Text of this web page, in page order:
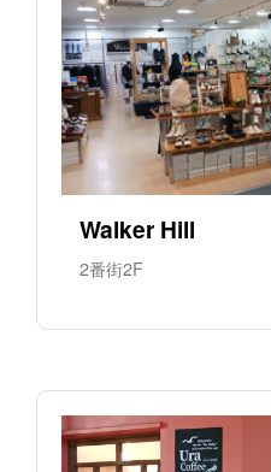
Walker Hill
2番街2F